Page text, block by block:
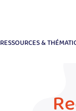
RESSOURCES &